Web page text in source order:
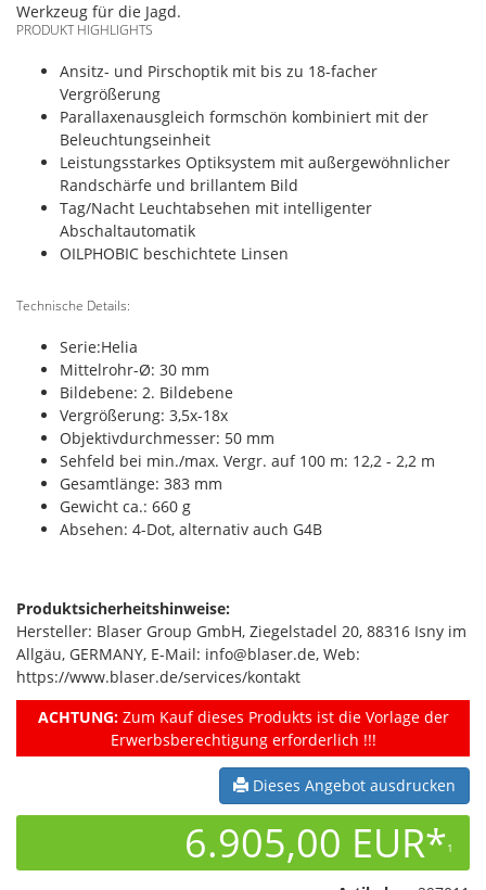
Werkzeug für die Jagd.
PRODUKT HIGHLIGHTS
Ansitz- und Pirschoptik mit bis zu 18-facher
Vergrößerung
Parallaxenausgleich formschön kombiniert mit der
Beleuchtungseinheit
Leistungsstarkes Optiksystem mit außergewöhnlicher
Randschärfe und brillantem Bild
Tag/Nacht Leuchtabsehen mit intelligenter
Abschaltautomatik
OILPHOBIC beschichtete Linsen
Technische Details:
Serie:Helia
Mittelrohr-Ø: 30 mm
Bildebene: 2. Bildebene
Vergrößerung: 3,5x-18x
Objektivdurchmesser: 50 mm
Sehfeld bei min./max. Vergr. auf 100 m: 12,2 - 2,2 m
Gesamtlänge: 383 mm
Gewicht ca.: 660 g
Absehen: 4-Dot, alternativ auch G4B
Produktsicherheitshinweise:
Hersteller: Blaser Group GmbH, Ziegelstadel 20, 88316 Isny im
Allgäu, GERMANY, E-Mail: info@blaser.de, Web:
https://www.blaser.de/services/kontakt
ACHTUNG:Zum Kauf dieses Produkts ist die Vorlage der
Erwerbsberechtigung erforderlich !!!
Dieses Angebot ausdrucken
6.905,00 EUR*1